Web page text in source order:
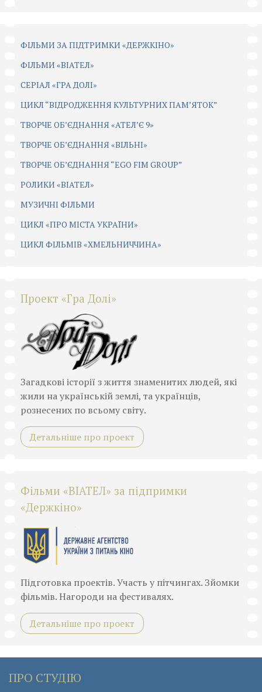
ФІЛЬМИ ЗА ПІДТРИМКИ «ДЕРЖКІНО»
ФІЛЬМИ «ВІАТЕЛ»
СЕРІАЛ «ГРА ДОЛІ»
ЦИКЛ “ВІДРОДЖЕННЯ КУЛЬТУРНИХ ПАМ’ЯТОК”
ТВОРЧЕ ОБ’ЄДНАННЯ «АТЕЛ’Є 9»
ТВОРЧЕ ОБ’ЄДНАННЯ «ВІЛЬНІ»
ТВОРЧЕ ОБ’ЄДНАННЯ “EGO FIM GROUP”
РОЛИКИ «ВІАТЕЛ»
МУЗИЧНІ ФІЛЬМИ
ЦИКЛ «ПРО МІСТА УКРАЇНИ»
ЦИКЛ ФІЛЬМІВ «ХМЕЛЬНИЧЧИНА»
Проект «Гра Долі»
Загадкові історії з життя знаменитих людей, які
жили на українській землі, та українців,
рознесених по всьому світу.
Детальніше про проект
Фільми «ВІАТЕЛ» за підпримки
«Держкіно»
Підготовка проектів. Участь у пітчингах. Зйомки
фільмів. Нагороди на фестивалях.
Детальніше про проект
ПРО СТУДІЮ